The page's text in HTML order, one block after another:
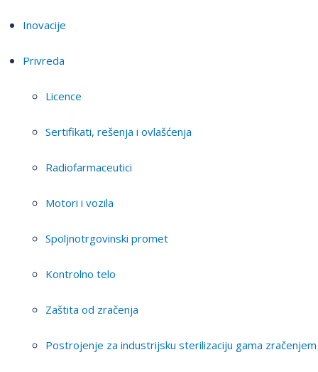
Inovacije
Privreda
Licence
Sertifikati, rešenja i ovlašćenja
Radiofarmaceutici
Motori i vozila
Spoljnotrgovinski promet
Kontrolno telo
Zaštita od zračenja
Postrojenje za industrijsku sterilizaciju gama zračenjem